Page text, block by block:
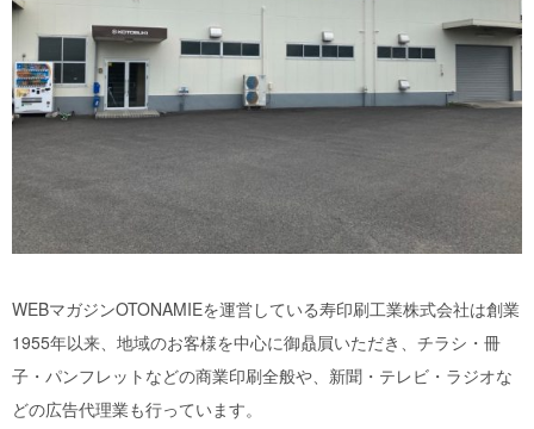
WEBマガジンOTONAMIEを運営している寿印刷工業株式会社は創業
1955年以来、地域のお客様を中心に御贔屓いただき、チラシ・冊
子・パンフレットなどの商業印刷全般や、新聞・テレビ・ラジオな
どの広告代理業も行っています。